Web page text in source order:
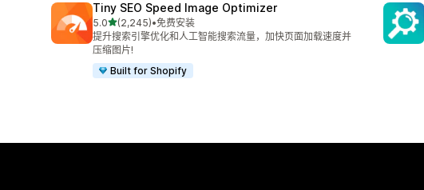
Tiny SEO Speed Image Optimizer
5.0星（满分 5 星）
(2,245)
总共 2245 条评论
•免费安装
提升搜索引擎优化和人工智能搜索流量，加快页面加载速度并
压缩图片!
Built for Shopify